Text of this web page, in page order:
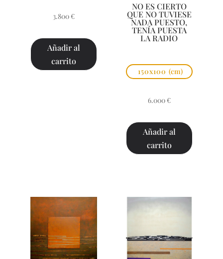
3.800 €
Añadir al
carrito
NO ES CIERTO
QUE NO TUVIESE
NADA PUESTO,
TENÍA PUESTA
LA RADIO
150x100 (cm)
6.000 €
Añadir al
carrito